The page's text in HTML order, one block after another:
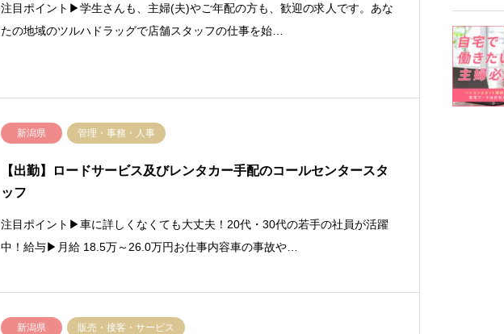
注目ポイント▶学生さんも、主婦(夫)やご年配の方も、歓迎の求人です。あな
たの地域のツルハドラッグで店舗スタッフの仕事を始…
新潟県 管理・事務・人事
【出勤】ロードサービス及びレンタカー手配のコールセンタースタ
ッフ
注目ポイント▶車に詳しくなくても大丈夫！20代・30代の若手の社員が活躍
中！給与▶月給 18.5万～26.0万円お仕事内容車の事故や…
新潟県 販売・接客・サービス